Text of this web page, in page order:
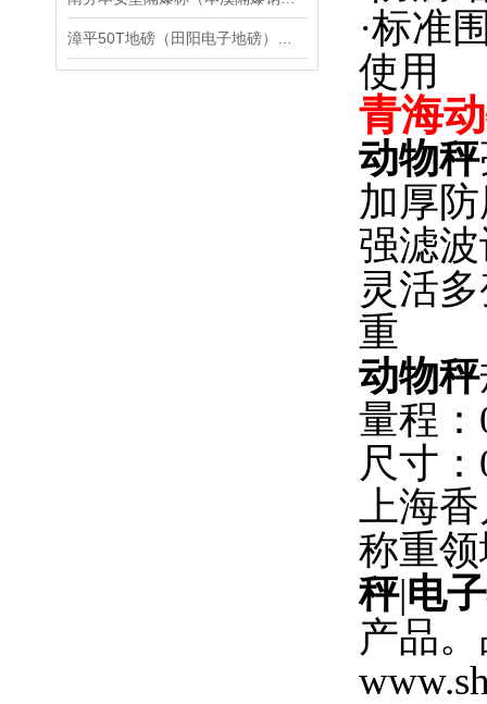
·标准
使用
青海
动物秤
加厚
强滤
灵活
重
动物秤
量程：
尺寸
上海
称重
秤|电
产品